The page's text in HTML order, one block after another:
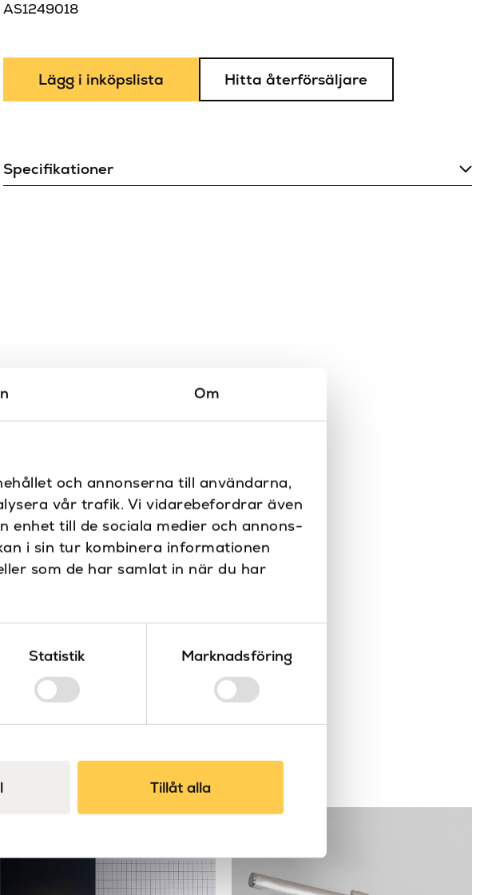
Om
och annonserna till användarna,
vår trafik. Vi vidarebefordrar även
till de sociala medier och annons-
i sin tur kombinera informationen
som de har samlat in när du har
Statistik Marknadsföring
Tillåt alla
AS1249018
Lägg i inköpslista Hitta återförsäljare
Specifikationer
Maxstyrka
6W LED
Produkttyp
Downlights / spotlights
Sockel
GU10